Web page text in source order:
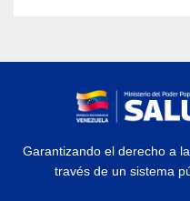
Garantizando el derecho a
través de un sistema